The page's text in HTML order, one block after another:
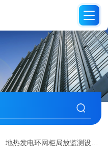
地热发电环网柜局放监测设备-快速响应